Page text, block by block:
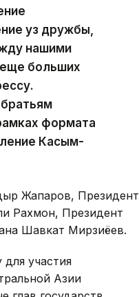
уз дружбы,
нашими
больших
формата
Касым-
Жапаров, Президент
Рахмон, Президент
Шавкат Мирзиёев.
участия
Азии